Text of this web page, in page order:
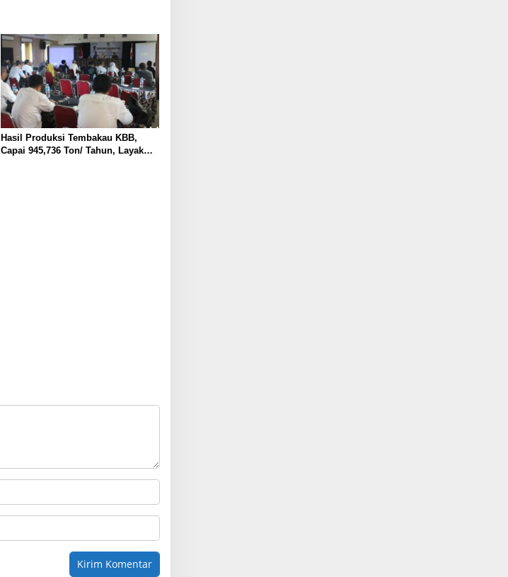
Hasil Produksi Tembakau KBB,
Capai 945,736 Ton/ Tahun, Layak